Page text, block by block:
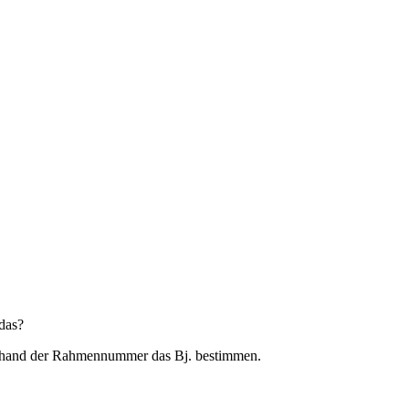
der Rahmennummer das Bj. bestimmen.